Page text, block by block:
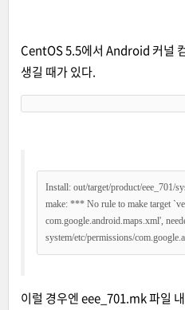
CentOS 5.5에서 Android 커널
생길 때가 있다.
Install: out/target/product/eee_701/
make: *** No rule to make target
com.google.android.maps.xml',
system/etc/permissions/
이럴 경우엔 eee_701.mk 파일